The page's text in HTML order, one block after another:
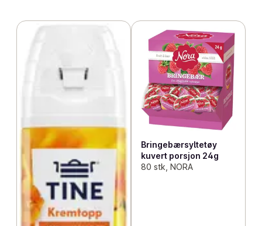
Bringebærsyltetøy
kuvert porsjon 24g
80 stk, NORA